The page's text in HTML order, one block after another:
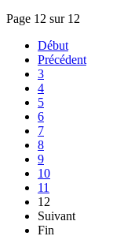
Page 12 sur 12
Début
Précédent
3
4
5
6
7
8
9
10
11
12
Suivant
Fin